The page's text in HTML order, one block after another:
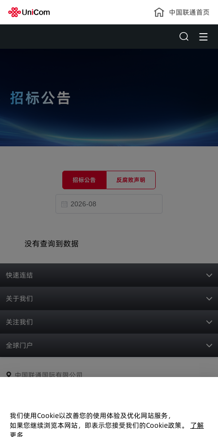
我们使用Cookie以改善您的使用体验及优化网站服务，
如果您继续浏览本网站，即表示您接受我们的Cookie政策。
了解
中国联通首页
招标公告
招标公告 反腐败声明
没有查询到数据
快速连结
关于我们
关注我们
全球门户
中国联通国际有限公司
联系我们